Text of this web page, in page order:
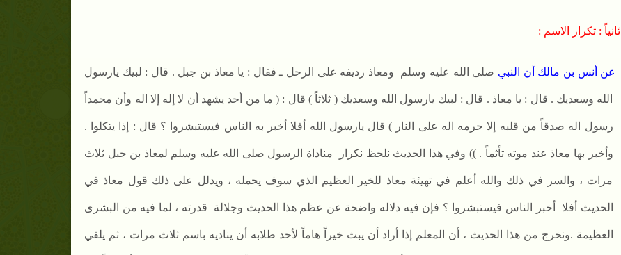
ثانياً : تكرار الاسم :
عن أنس بن مالك أن النبي صلى الله عليه وسلم ومعاذ رديفه على الرحل ـ فقال : يا معاذ بن جبل . قال : لبيك يارسول
الله وسعديك . قال : يا معاذ . قال : لبيك يارسول الله وسعديك ( ثلاثاً ) قال : ( ما من أحد يشهد أن لا إله إلا اله وأن محمداً
رسول اله صدقاً من قلبه إلا حرمه اله على النار ) قال يارسول الله أفلا أخبر به الناس فيستبشروا ؟ قال : إذا يتكلوا .
وأخبر بها معاذ عند موته تأثماً . )) وفي هذا الحديث نلحظ نكرار مناداة الرسول صلى الله عليه وسلم لمعاذ بن جبل ثلاث
مرات ، والسر في ذلك والله أعلم في تهيئة معاذ للخير العظيم الذي سوف يحمله ، ويدلل على ذلك قول معاذ في
الحديث أفلا أخبر الناس فيستبشروا ؟ فإن فيه دلاله واضحة عن عظم هذا الحديث وجلالة قدرته ، لما فيه من البشرى
العظيمة .ونخرج من هذا الحديث ، أن المعلم إذا أراد أن يبث خيراً هاماً لأحد طلابه أن يناديه باسم ثلاث مرات ، ثم يلقي